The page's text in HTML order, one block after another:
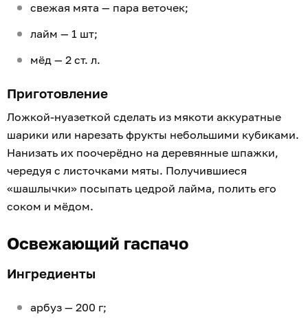
свежая мята — пара веточек;
лайм — 1 шт;
мёд — 2 ст. л.
Приготовление
Ложкой-нуазеткой сделать из мякоти аккуратные
шарики или нарезать фрукты небольшими кубиками.
Нанизать их поочерёдно на деревянные шпажки,
чередуя с листочками мяты. Получившиеся
«шашлычки» посыпать цедрой лайма, полить его
соком и мёдом.
Освежающий гаспачо
Ингредиенты
арбуз — 200 г;